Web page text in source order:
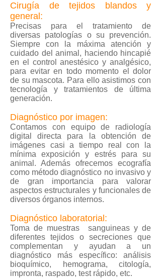
Cirugía de tejidos blandos y
general:
Precisas para el tratamiento de
diversas patologías o su prevención.
Siempre con la máxima atención y
cuidado del animal, haciendo hincapié
en el control anestésico y analgésico,
para evitar en todo momento el dolor
de su mascota. Para ello asistimos con
tecnología y tratamientos de última
generación.
Diagnóstico por imagen:
Contamos con equipo de radiología
digital directa para la obtención de
imágenes casi a tiempo real con la
mínima exposición y estrés para su
animal. Además ofrecemos ecografía
como método diagnóstico no invasivo y
de gran importancia para valorar
aspectos estructurales y funcionales de
diversos órganos internos.
Diagnóstico laboratorial:
Toma de muestras sanguineas y de
diferentes tejidos o secreciones que
complementan y ayudan a un
diagnóstico más específico: análisis
bioquímico, hemograma, citología,
impronta, raspado, test rápido, etc.